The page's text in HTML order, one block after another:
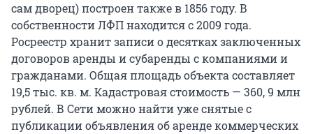
сам дворец) построен также в 1856 году. В
собственности ЛФП находится с 2009 года.
Росреестр хранит записи о десятках заключенных
договоров аренды и субаренды с компаниями и
гражданами. Общая площадь объекта составляет
19,5 тыс. кв. м. Кадастровая стоимость — 360, 9 млн
рублей. В Сети можно найти уже снятые с
публикации объявления об аренде коммерческих